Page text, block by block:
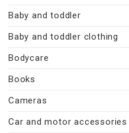
Baby and toddler
Baby and toddler clothing
Bodycare
Books
Cameras
Car and motor accessories